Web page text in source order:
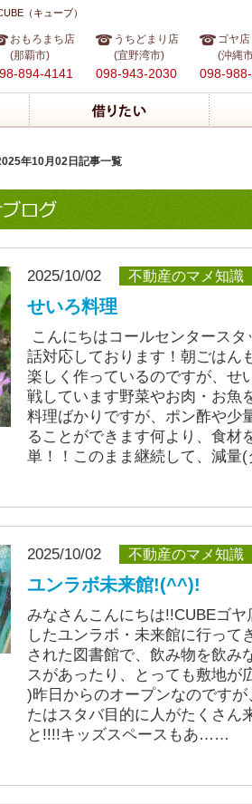
（キューブ）
おもろまち店
(那覇市)
894-4141
うちどまり店
(宜野湾市)
098-943-2030
ゴヤ店
(沖縄
098-
年10月02日記事一覧
2025/10/02 不動産のマメ知識
せいろ料理
こんにちはコールセンタース
話対応しております！朝ごはん
楽しく作っているのですが、せ
戦しています野菜やお肉・お魚
料理ばかりですが、ポン酢や少
ることができます何より、食材
単！！このまま継続して、減
2025/10/02 不動産のマメ知識
ユンラボ未来館!(^^)!
みなさんこんにちは!!CUBEゴ
したユンラボ・未来館に行って
された図書館で、飲み物を飲み
スがあったり、とっても敷地が
)昨日からのオープンなのです
たはスタバ目的に人がたくさ
と!!!!キッズスペースもあ……